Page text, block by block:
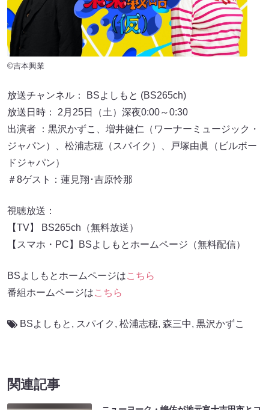
©吉本興業
放送チャンネル： BSよしもと (BS265ch)
放送日時： 2月25日（土）深夜0:00～0:30
出演者 ：黒沢かずこ、増井健仁（ワーナーミュージック・
ジャパン）、松浦志穂（スパイク）、戸塚由眞（ビルボー
ドジャパン）
＃8ゲスト：蓮見翔･吉原怜那
視聴放送：
【TV】 BS265ch（無料放送）
【スマホ・PC】BSよしもとホームページ（無料配信）
BSよしもとホームページはこちら
番組ホームページはこちら
BSよしもと , スパイク , 松浦志穂, 森三中, 黒沢かずこ
関連記事